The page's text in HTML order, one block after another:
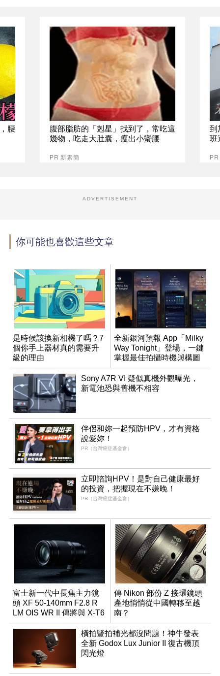
腰
腹部脂肪的「剋星」找到了，常吃這
幾物，吃走大肚囊，瘦出小蠻腰
PR 新素簡
到
班
ADVERTISEMENT
你可能也喜歡這些文章
是時候該換新相機了嗎？7
個你手上器材真的需要升
級的理由
全新銀河預報 App「Milky
Way Tonight」登場，一鍵
掌握最佳拍攝時機與構圖
Sony A7R VI 疑似真機外觀曝光，
新電池恐與舊機不相容
伴侶和妳一起預防HPV，才有資格
說愛妳！
PR（台灣癌症基金會）
立即諮詢HPV！是對自己健康最好
的投資，把握現在不嫌晚！
PR（台灣癌症基金會）
富士新一代中長焦主力鏡
頭 XF 50-140mm F2.8 R
LM OIS WR II 傳將與 X-T6
同步亮相
傳 Nikon 部份 Z 接環鏡頭
產地悄悄從中國轉移至越
南？
橫拍豎拍補光都沒問題！神牛發表
全新 Godox Lux Junior II 復古機頂
閃光燈